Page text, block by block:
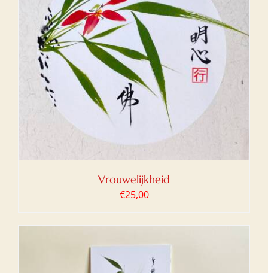
Vrouwelijkheid
€25,00